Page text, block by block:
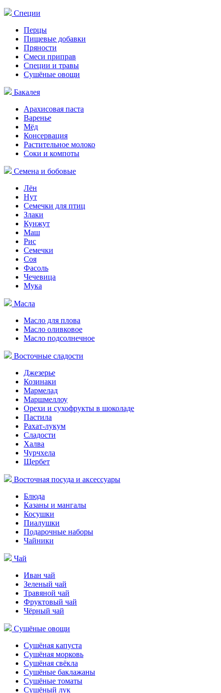
Специи
Перцы
Пищевые добавки
Пряности
Смеси приправ
Специи и травы
Сушёные овощи
Бакалея
Арахисовая паста
Варенье
Мёд
Консервация
Растительное молоко
Соки и компоты
Семена и бобовые
Лён
Нут
Семечки для птиц
Злаки
Кунжут
Маш
Рис
Семечки
Соя
Фасоль
Чечевица
Мука
Масла
Масло для плова
Масло оливковое
Масло подсолнечное
Восточные сладости
Джезерье
Козинаки
Мармелад
Маршмеллоу
Орехи и сухофрукты в шоколаде
Пастила
Рахат-лукум
Сладости
Халва
Чурчхела
Щербет
Восточная посуда и аксессуары
Блюда
Казаны и мангалы
Косушки
Пиалушки
Подарочные наборы
Чайники
Чай
Иван чай
Зеленый чай
Травяной чай
Фруктовый чай
Чёрный чай
Сушёные овощи
Сушёная капуста
Сушёная морковь
Сушёная свёкла
Сушёные баклажаны
Сушёные томаты
Сушёный лук